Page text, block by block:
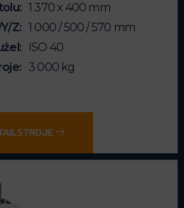
které nevyžaduje hlubší znalosti
ve spolupráci s profesionálními
úsporu času, zlepšení produktivity
obrábění. Právem si tak
praxi.
1 370 x 400 mm
Z
1 000 / 500 / 570 mm
ISO 40
3 000 kg
STROJE